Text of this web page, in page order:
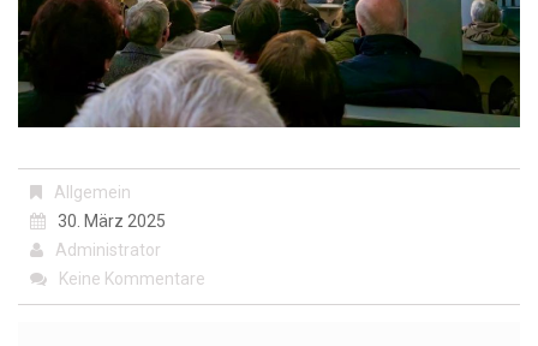
Allgemein
30. März 2025
Administrator
Keine Kommentare